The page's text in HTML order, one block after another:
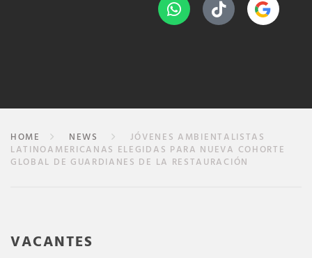
HOME NEWS
JÓVENES AMBIENTALISTAS
LATINOAMERICANAS ELEGIDAS PARA NUEVA COHORTE
GLOBAL DE GUARDIANES DE LA RESTAURACIÓN
VACANTES